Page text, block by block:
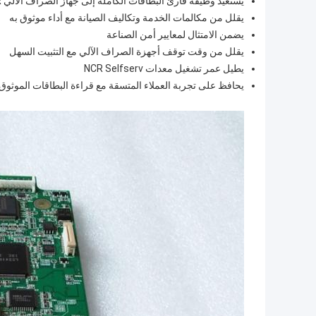
يقلل من مكالمات الخدمة وتكاليف الصيانة مع أداء موثوق به
يضمن الامتثال لمعايير أمن الصناعة
يقلل من وقت توقف أجهزة الصراف الآلي مع التثبيت السهل
يطيل عمر تشغيل معدات NCR Selfserv
يحافظ على تجربة العملاء المتسقة مع قراءة البطاقات الموثوق